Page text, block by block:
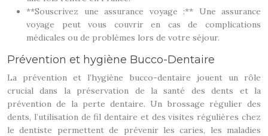
**Souscrivez une assurance voyage :** Une assurance
voyage peut vous couvrir en cas de complications
médicales ou de problèmes lors de votre séjour.
Prévention et hygiène Bucco-Dentaire
La prévention et l’hygiène bucco-dentaire jouent un rôle
crucial dans la préservation de la santé des dents et la
prévention de la perte dentaire. Un brossage régulier des
dents, l’utilisation de fil dentaire et des visites régulières chez
le dentiste permettent de prévenir les caries, les maladies